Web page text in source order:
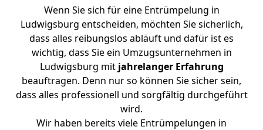
Wenn Sie sich für eine Entrümpelung in
Ludwigsburg entscheiden, möchten Sie sicherlich,
dass alles reibungslos abläuft und dafür ist es
wichtig, dass Sie ein Umzugsunternehmen in
Ludwigsburg mit jahrelanger Erfahrung
beauftragen. Denn nur so können Sie sicher sein,
dass alles professionell und sorgfältig durchgeführt
wird.
Wir haben bereits viele Entrümpelungen in